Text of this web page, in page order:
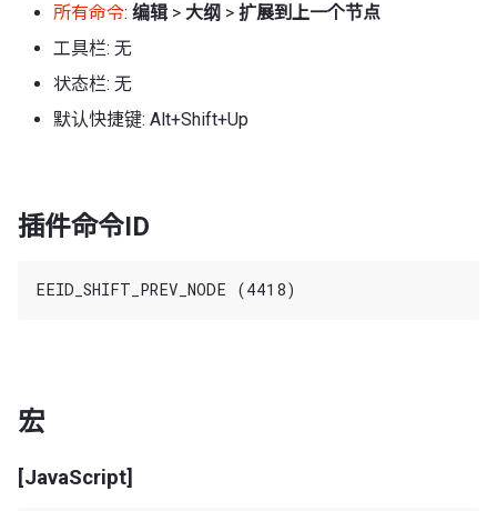
所有命令: 编辑 > 大纲 > 扩展到上一个节点
工具栏: 无
状态栏: 无
默认快捷键: Alt+Shift+Up
插件命令ID
宏
[JavaScript]